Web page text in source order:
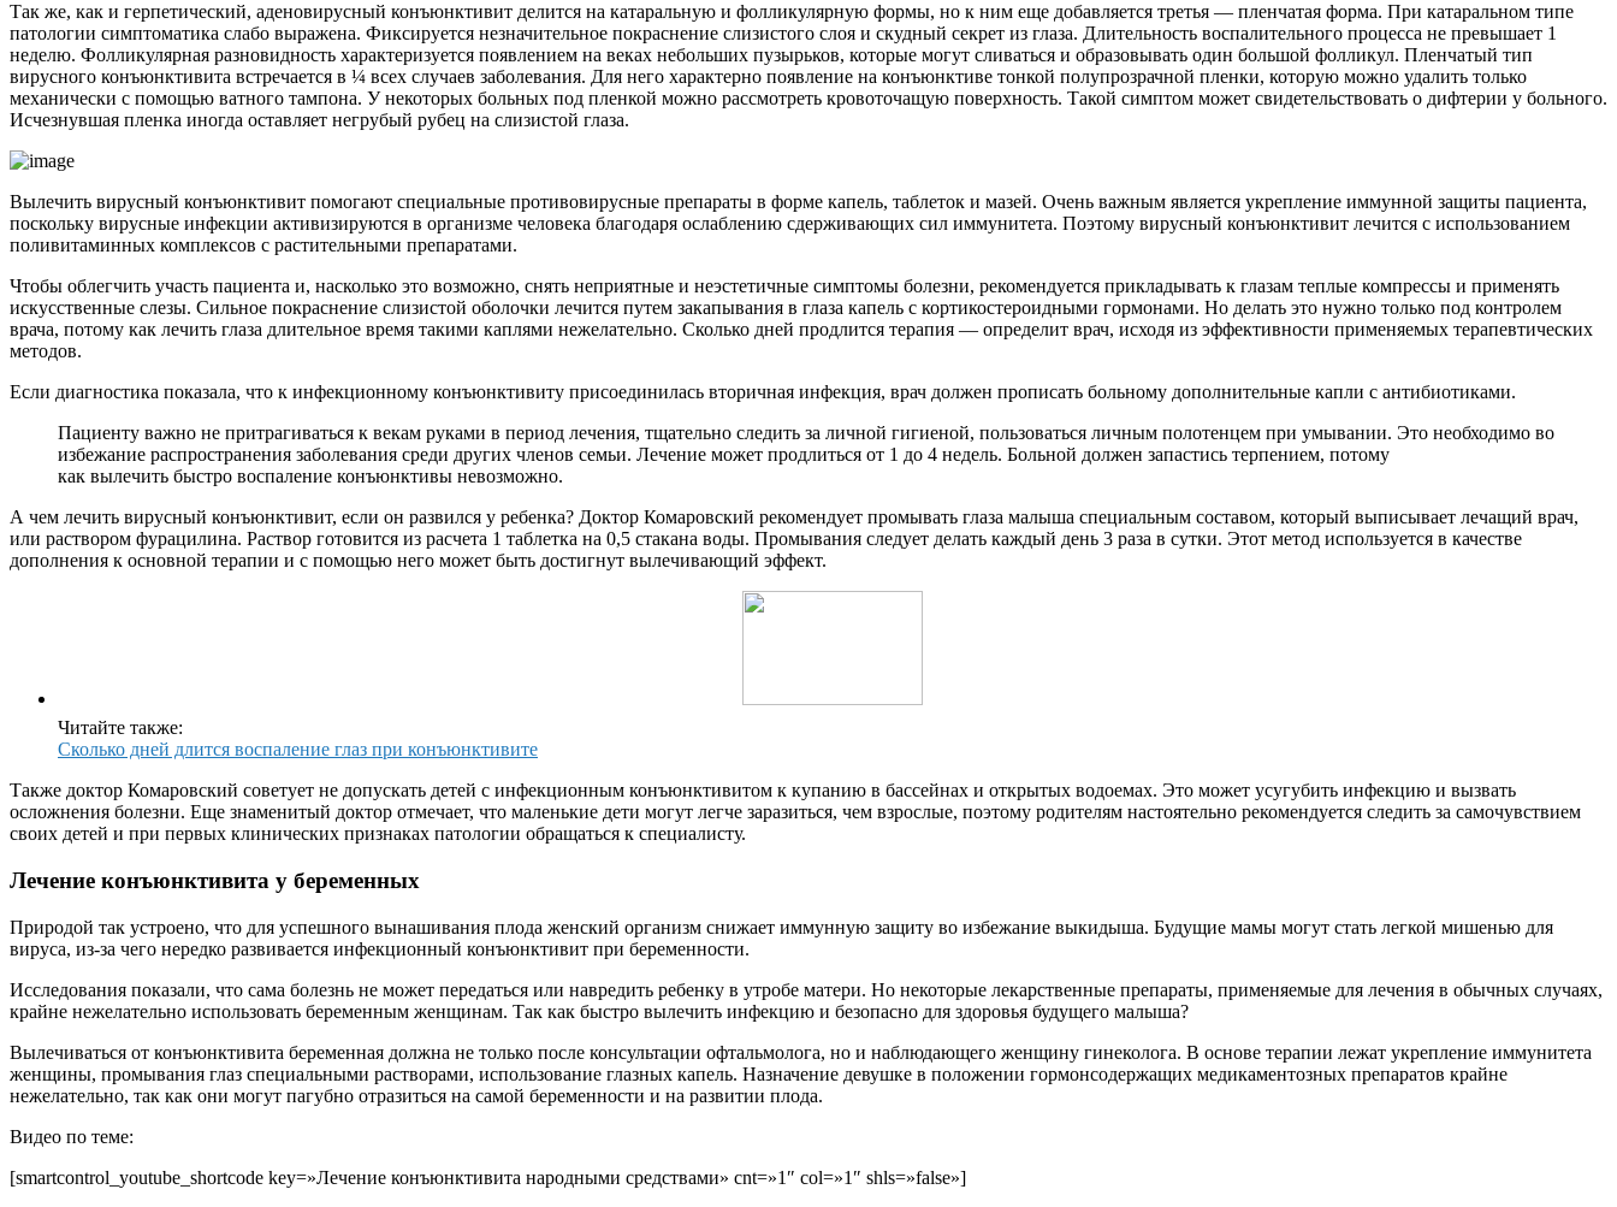
Так же, как и герпетический, аденовирусный конъюнктивит делится на катаральную и фолликулярную формы, но к ним еще добавляется третья — пленчатая форма. При катаральном типе
патологии симптоматика слабо выражена. Фиксируется незначительное покраснение слизистого слоя и скудный секрет из глаза. Длительность воспалительного процесса не превышает 1
неделю. Фолликулярная разновидность характеризуется появлением на веках небольших пузырьков, которые могут сливаться и образовывать один большой фолликул. Пленчатый тип
вирусного конъюнктивита встречается в ¼ всех случаев заболевания. Для него характерно появление на конъюнктиве тонкой полупрозрачной пленки, которую можно удалить только
механически с помощью ватного тампона. У некоторых больных под пленкой можно рассмотреть кровоточащую поверхность. Такой симптом может свидетельствовать о дифтерии у больного.
Исчезнувшая пленка иногда оставляет негрубый рубец на слизистой глаза.
Вылечить вирусный конъюнктивит помогают специальные противовирусные препараты в форме капель, таблеток и мазей. Очень важным является укрепление иммунной защиты пациента,
поскольку вирусные инфекции активизируются в организме человека благодаря ослаблению сдерживающих сил иммунитета. Поэтому вирусный конъюнктивит лечится с использованием
поливитаминных комплексов с растительными препаратами.
Чтобы облегчить участь пациента и, насколько это возможно, снять неприятные и неэстетичные симптомы болезни, рекомендуется прикладывать к глазам теплые компрессы и применять
искусственные слезы. Сильное покраснение слизистой оболочки лечится путем закапывания в глаза капель с кортикостероидными гормонами. Но делать это нужно только под контролем
врача, потому как лечить глаза длительное время такими каплями нежелательно. Сколько дней продлится терапия — определит врач, исходя из эффективности применяемых терапевтических
методов.
Если диагностика показала, что к инфекционному конъюнктивиту присоединилась вторичная инфекция, врач должен прописать больному дополнительные капли с антибиотиками.
Пациенту важно не притрагиваться к векам руками в период лечения, тщательно следить за личной гигиеной, пользоваться личным полотенцем при умывании. Это необходимо во
избежание распространения заболевания среди других членов семьи. Лечение может продлиться от 1 до 4 недель. Больной должен запастись терпением, потому
как вылечить быстро воспаление конъюнктивы невозможно.
А чем лечить вирусный конъюнктивит, если он развился у ребенка? Доктор Комаровский рекомендует промывать глаза малыша специальным составом, который выписывает лечащий врач,
или раствором фурацилина. Раствор готовится из расчета 1 таблетка на 0,5 стакана воды. Промывания следует делать каждый день 3 раза в сутки. Этот метод используется в качестве
дополнения к основной терапии и с помощью него может быть достигнут вылечивающий эффект.
Читайте также:
Сколько дней длится воспаление глаз при конъюнктивите
Также доктор Комаровский советует не допускать детей с инфекционным конъюнктивитом к купанию в бассейнах и открытых водоемах. Это может усугубить инфекцию и вызвать
осложнения болезни. Еще знаменитый доктор отмечает, что маленькие дети могут легче заразиться, чем взрослые, поэтому родителям настоятельно рекомендуется следить за самочувствием
своих детей и при первых клинических признаках патологии обращаться к специалисту.
Лечение конъюнктивита у беременных
Природой так устроено, что для успешного вынашивания плода женский организм снижает иммунную защиту во избежание выкидыша. Будущие мамы могут стать легкой мишенью для
вируса, из-за чего нередко развивается инфекционный конъюнктивит при беременности.
Исследования показали, что сама болезнь не может передаться или навредить ребенку в утробе матери. Но некоторые лекарственные препараты, применяемые для лечения в обычных случаях,
крайне нежелательно использовать беременным женщинам. Так как быстро вылечить инфекцию и безопасно для здоровья будущего малыша?
Вылечиваться от конъюнктивита беременная должна не только после консультации офтальмолога, но и наблюдающего женщину гинеколога. В основе терапии лежат укрепление иммунитета
женщины, промывания глаз специальными растворами, использование глазных капель. Назначение девушке в положении гормонсодержащих медикаментозных препаратов крайне
нежелательно, так как они могут пагубно отразиться на самой беременности и на развитии плода.
Видео по теме:
[smartcontrol_youtube_shortcode key=»Лечение конъюнктивита народными средствами» cnt=»1″ col=»1″ shls=»false»]